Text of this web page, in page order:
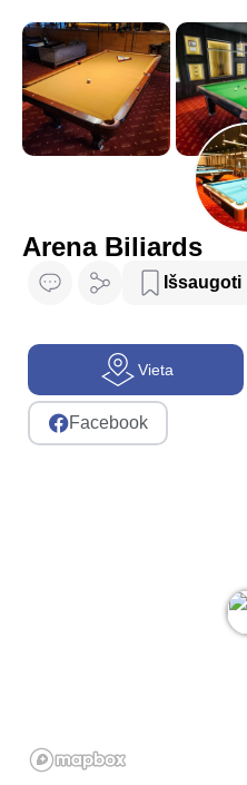
Arena Biliards
Išsaugoti
Vieta
Facebook